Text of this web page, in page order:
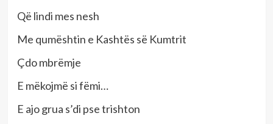
Që lindi mes nesh
Me qumështin e Kashtës së Kumtrit
Çdo mbrëmje
E mëkojmë si fëmi…
E ajo grua s’di pse trishton